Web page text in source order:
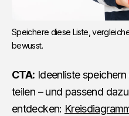
Speichere diese Liste,
bewusst.
CTA: Ideenliste
teilen – und passend
entdecken: